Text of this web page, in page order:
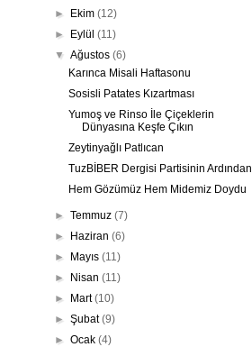
► Ekim(12)
► Eylül(11)
▼Ağustos(6)
Karınca Misali Haftasonu
Sosisli Patates Kızartması
Yumoş ve Rinso İle Çiçeklerin
Dünyasına Keşfe Çıkın
Zeytinyağlı Patlıcan
TuzBİBER Dergisi Partisinin Ardından
Hem Gözümüz Hem Midemiz Doydu
►Temmuz(7)
► Haziran(6)
► Mayıs(11)
► Nisan(11)
► Mart(10)
►Şubat(9)
►Ocak(4)